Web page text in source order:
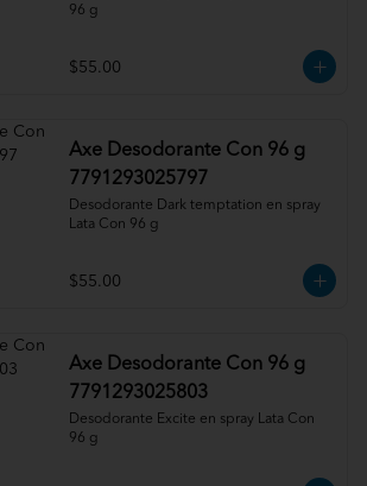
96 g
$55.00
Axe Desodorante Con 96 g
7791293025797
Desodorante Dark temptation en spray
Lata Con 96 g
$55.00
Axe Desodorante Con 96 g
7791293025803
Desodorante Excite en spray Lata Con
96 g